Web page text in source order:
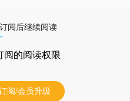
阅后继续阅读
阅的阅读权限
阅/会员升级